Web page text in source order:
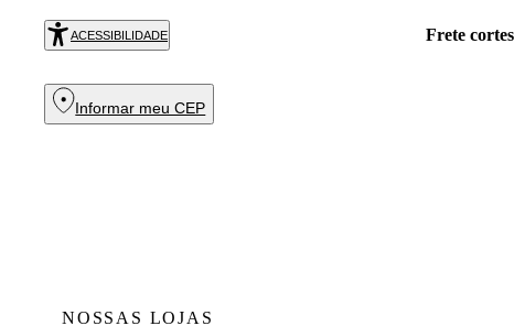
ACESSIBILIDADE
COMPRAR
Informar meu CEP
NOSSAS LOJAS